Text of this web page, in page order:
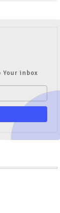
inbox